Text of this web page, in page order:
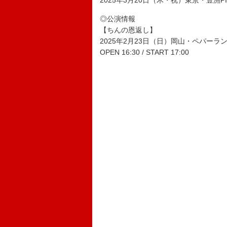
◎公演情報
【ちんの恩返し】
2025年2月23日（日）岡山・ペパーラ
OPEN 16:30 / START 17:00